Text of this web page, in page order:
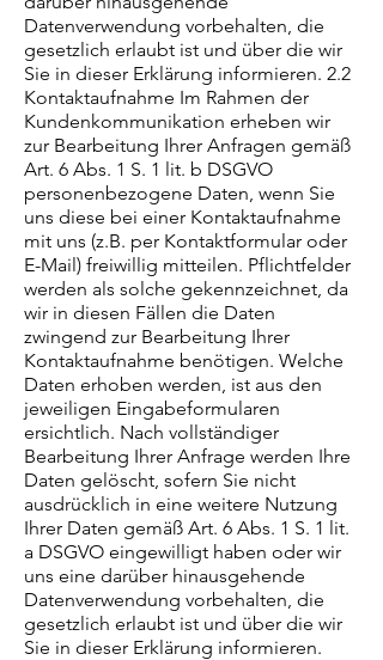
Datenverwendung vorbehalten, die
gesetzlich erlaubt ist und über die wir
Sie in dieser Erklärung informieren. 2.2
Kontaktaufnahme Im Rahmen der
Kundenkommunikation erheben wir
zur Bearbeitung Ihrer Anfragen gemäß
Art. 6 Abs. 1 S. 1 lit. b DSGVO
personenbezogene Daten, wenn Sie
uns diese bei einer Kontaktaufnahme
mit uns (z.B. per Kontaktformular oder
E-Mail) freiwillig mitteilen. Pflichtfelder
werden als solche gekennzeichnet, da
wir in diesen Fällen die Daten
zwingend zur Bearbeitung Ihrer
Kontaktaufnahme benötigen. Welche
Daten erhoben werden, ist aus den
jeweiligen Eingabeformularen
ersichtlich. Nach vollständiger
Bearbeitung Ihrer Anfrage werden Ihre
Daten gelöscht, sofern Sie nicht
ausdrücklich in eine weitere Nutzung
Ihrer Daten gemäß Art. 6 Abs. 1 S. 1 lit.
a DSGVO eingewilligt haben oder wir
uns eine darüber hinausgehende
Datenverwendung vorbehalten, die
gesetzlich erlaubt ist und über die wir
Sie in dieser Erklärung informieren.